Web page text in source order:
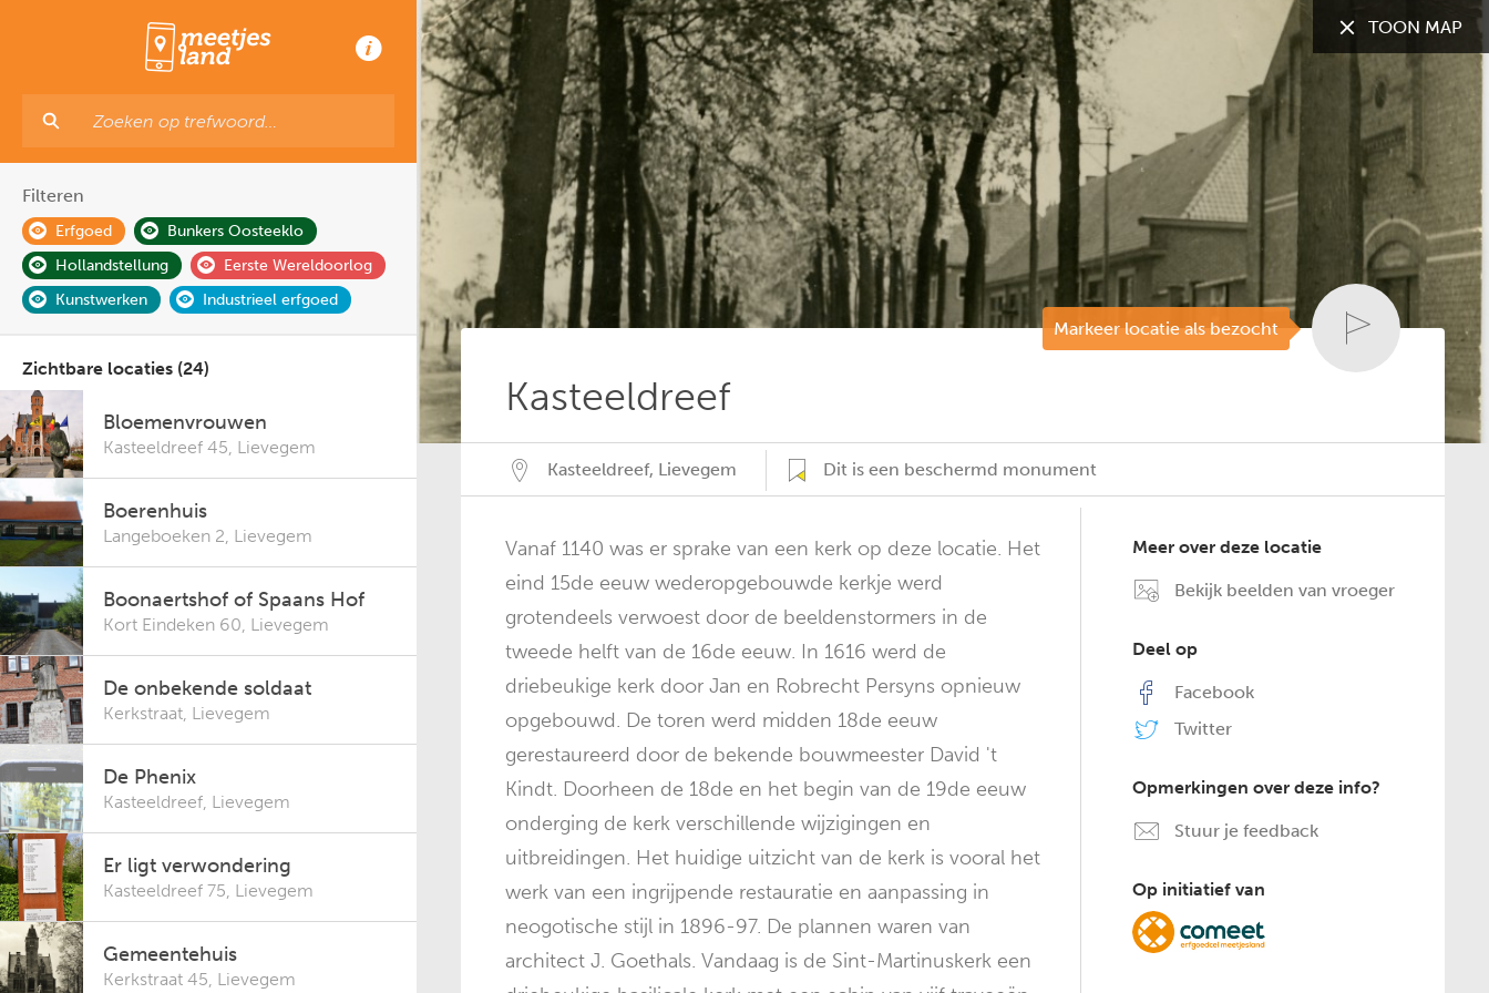
Alle gemeenten
Markeer locatie als bezocht
Kasteeldreef
Kasteeldreef, Lievegem Dit is een beschermd monument
Vanaf 1140 was er sprake van een kerk op deze locatie. Het
eind 15de eeuw wederopgebouwde kerkje werd
grotendeels verwoest door de beeldenstormers in de
tweede helft van de 16de eeuw. In 1616 werd de
driebeukige kerk door Jan en Robrecht Persyns opnieuw
opgebouwd. De toren werd midden 18de eeuw
gerestaureerd door de bekende bouwmeester David 't
Kindt. Doorheen de 18de en het begin van de 19de eeuw
onderging de kerk verschillende wijzigingen en
uitbreidingen. Het huidige uitzicht van de kerk is vooral het
werk van een ingrijpende restauratie en aanpassing in
neogotische stijl in 1896-97. De plannen waren van
architect J. Goethals. Vandaag is de Sint-Martinuskerk een
Meer over deze locatie
Bekijk beelden van vroeger
Deel op
Facebook
Twitter
Opmerkingen over deze info?
Stuur je feedback
Op initiatief van
TOON MAP
Filteren
Erfgoed
Bunkers Oosteeklo
Hollandstellung
Eerste Wereldoorlog
Kunstwerken
Industrieel erfgoed
Zichtbare locaties (24)
Bloemenvrouwen
Kasteeldreef 45, Lievegem
Boerenhuis
Langeboeken 2, Lievegem
Boonaertshof of Spaans Hof
Kort Eindeken 60, Lievegem
De onbekende soldaat
Kerkstraat, Lievegem
De Phenix
Kasteeldreef, Lievegem
Er ligt verwondering
Kasteeldreef 75, Lievegem
Gemeentehuis
Kerkstraat 45, Lievegem